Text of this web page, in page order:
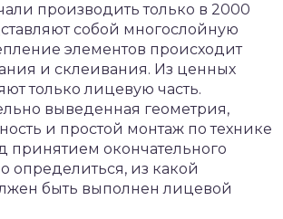
производить только в 2000
собой многослойную
элементов происходит
и склеивания. Из ценных
только лицевую часть.
выведенная геометрия,
и простой монтаж по технике
принятием окончательного
определиться, из какой
быть выполнен лицевой